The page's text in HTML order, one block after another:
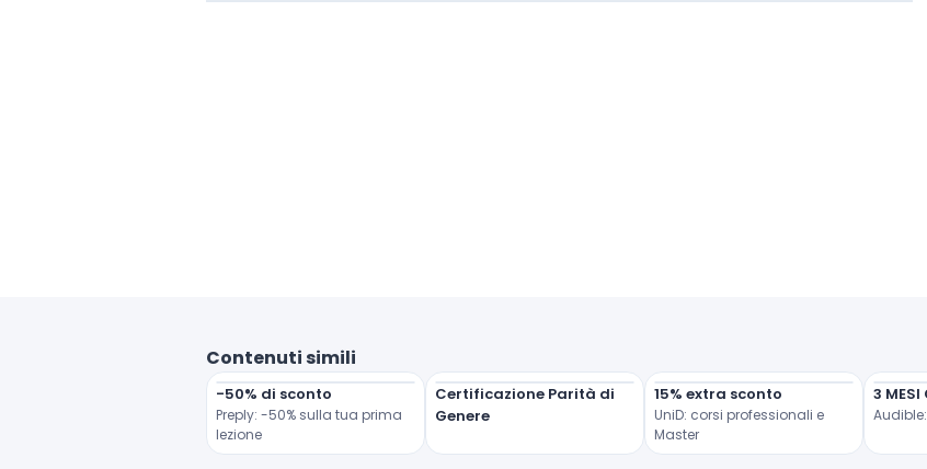
Contenuti simili
-50% di sconto
Preply: -50% sulla tua prima
lezione
Certificazione Parità di
Genere
15% extra sconto
UniD: corsi professionali e
Master
3 MESI